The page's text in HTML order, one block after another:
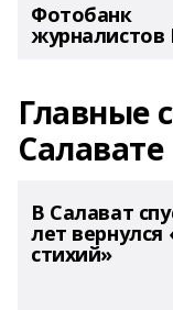
Фотобанк
журналистов
Главные
Салавате
В Салават
лет вернулся
стихий»